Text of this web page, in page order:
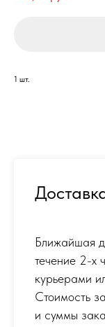
1 шт.
Ближайшая
течение 2-х
курьерами
Стоимость
и суммы